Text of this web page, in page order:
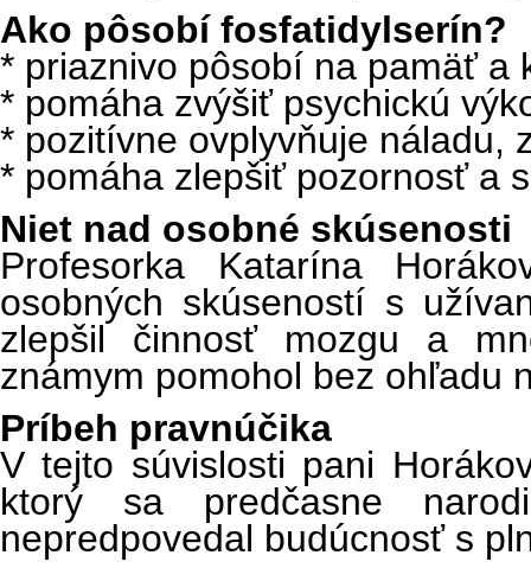
Ako pôsobífosfatidylserín?
* priaznivo pôsobí na pamäť a
* pomáha zvýšiť psychickú
* pozitívne ovplyvňuje náladu,
* pomáha zlepšiť pozornosť a
Niet nad osobné skúsenosti
Profesorka Katarína
osobných skúseností s
zlepšil činnosť mozgu a
známym pomohol bez ohľadu
Príbeh pravnúčika
V tejto súvislosti pani
ktorý sa predčasne
nepredpovedal budúcnosť s